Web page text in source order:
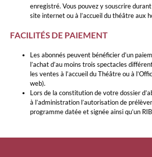
enregistré. Vous pouvez y souscrire
site internet ou à l’accueil du théâtre aux
FACILITÉS DE PAIEMENT
Les abonnés peuvent bénéficier d’un
l’achat d’au moins trois spectacles
les ventes à l’accueil du Théâtre ou à
web).
Lors de la constitution de votre dossier
à l’administration l’autorisation de
programme datée et signée ainsi qu’un